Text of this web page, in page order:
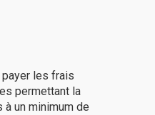
les frais
permettant la
un minimum de